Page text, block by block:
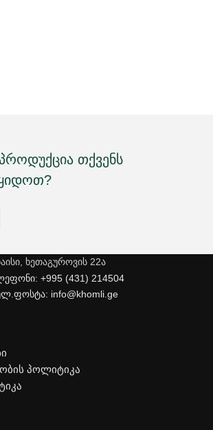
თქვენს
ხეთაგუროვის 22ა
+995 (431) 214504
info@khomli.ge
პოლიტიკა